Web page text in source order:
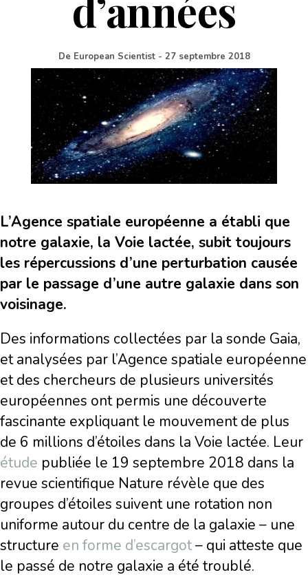
De European Scientist - 27 septembre 2018
L’Agence spatiale européenne a établi que
notre galaxie, la Voie lactée, subit toujours
les répercussions d’une perturbation causée
par le passage d’une autre galaxie dans son
voisinage.
Des informations collectées par la sonde Gaia,
et analysées par l’Agence spatiale européenne
et des chercheurs de plusieurs universités
européennes ont permis une découverte
fascinante expliquant le mouvement de plus
de 6 millions d’étoiles dans la Voie lactée. Leur
étude publiée le 19 septembre 2018 dans la
revue scientifique Nature révèle que des
groupes d’étoiles suivent une rotation non
uniforme autour du centre de la galaxie – une
structure en forme d’escargot– qui atteste que
le passé de notre galaxie a été troublé.